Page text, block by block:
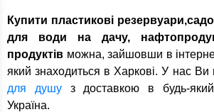
Купити пластикові
для води на дачу,
продуктів можна, зайшовши в
який знаходиться в Харкові. У нас Ви
для душуз доставкою в будь-який
Україна.